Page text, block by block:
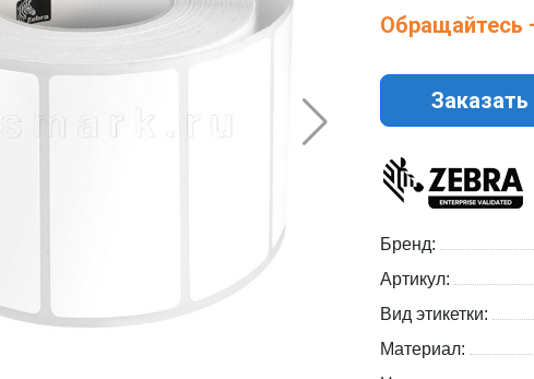
Заказать
Бренд:
Артикул:
Вид этикетки:
Материал: